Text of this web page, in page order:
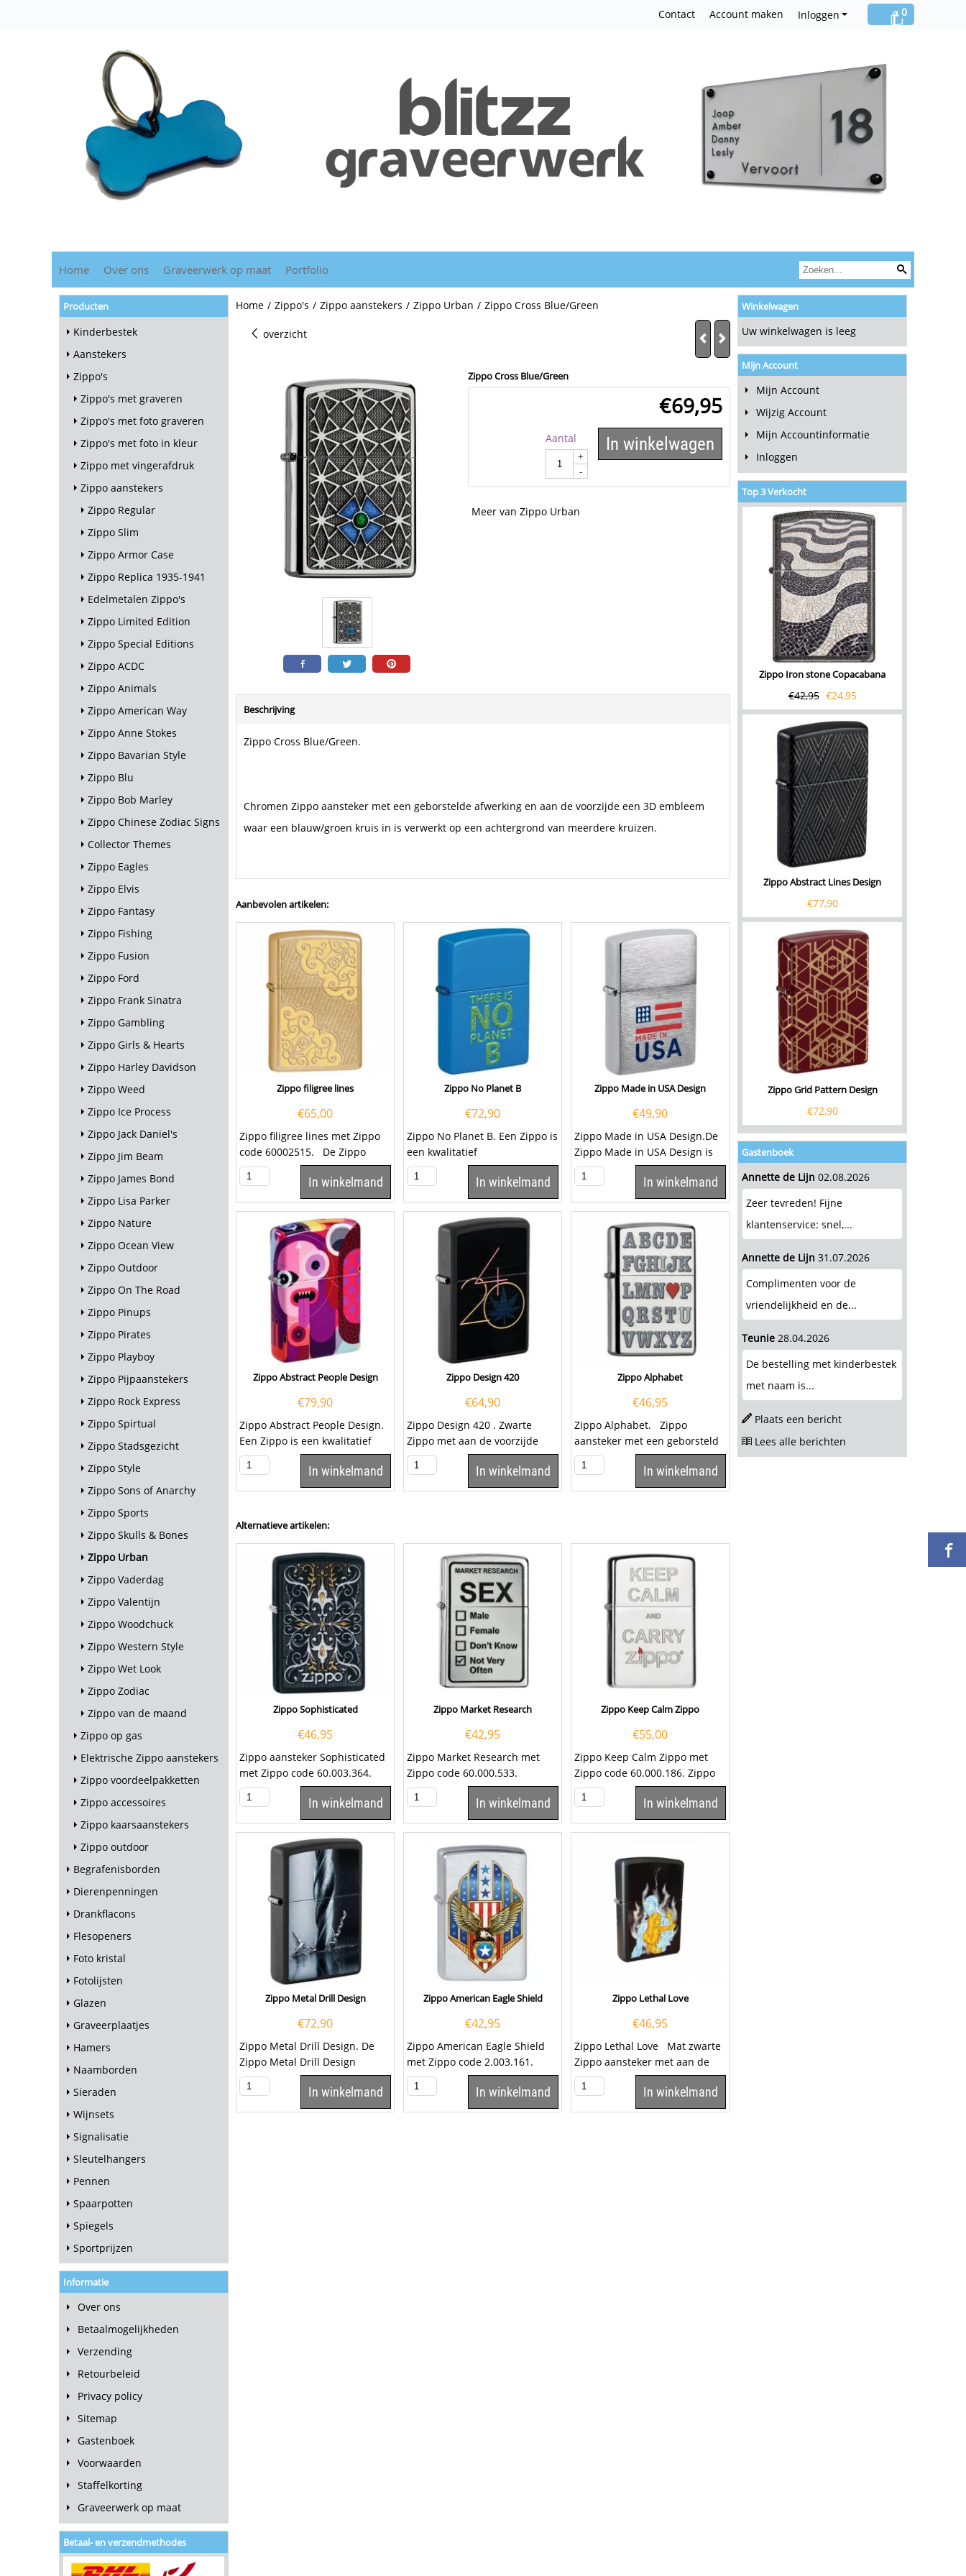
0
Inloggen
Contact Account maken
Home Over ons Graveerwerk op maat Portfolio
Producten
Kinderbestek
Aanstekers
Zippo's
Zippo's met graveren
Zippo's met foto graveren
Zippo's met foto in kleur
Zippo met vingerafdruk
Zippo aanstekers
Zippo Regular
Zippo Slim
Zippo Armor Case
Zippo Replica 1935-1941
Edelmetalen Zippo's
Zippo Limited Edition
Zippo Special Editions
Zippo ACDC
Zippo Animals
Zippo American Way
Zippo Anne Stokes
Zippo Bavarian Style
Zippo Blu
Zippo Bob Marley
Zippo Chinese Zodiac Signs
Collector Themes
Zippo Eagles
Zippo Elvis
Zippo Fantasy
Zippo Fishing
Zippo Fusion
Zippo Ford
Zippo Frank Sinatra
Zippo Gambling
Zippo Girls & Hearts
Zippo Harley Davidson
Zippo Weed
Zippo Ice Process
Zippo Jack Daniel's
Zippo Jim Beam
Zippo James Bond
Zippo Lisa Parker
Zippo Nature
Zippo Ocean View
Zippo Outdoor
Zippo On The Road
Zippo Pinups
Zippo Pirates
Zippo Playboy
Zippo Pijpaanstekers
Zippo Rock Express
Zippo Spirtual
Zippo Stadsgezicht
Zippo Style
Zippo Sons of Anarchy
Zippo Sports
Zippo Skulls & Bones
Zippo Urban
Zippo Vaderdag
Zippo Valentijn
Zippo Woodchuck
Zippo Western Style
Zippo Wet Look
Zippo Zodiac
Zippo van de maand
Zippo op gas
Elektrische Zippo aanstekers
Zippo voordeelpakketten
Zippo accessoires
Zippo kaarsaanstekers
Zippo outdoor
Begrafenisborden
Dierenpenningen
Drankflacons
Flesopeners
Foto kristal
Fotolijsten
Glazen
Graveerplaatjes
Hamers
Naamborden
Sieraden
Wijnsets
Signalisatie
Sleutelhangers
Pennen
Spaarpotten
Spiegels
Sportprijzen
Informatie
Over ons
Betaalmogelijkheden
Verzending
Retourbeleid
Privacy policy
Sitemap
Gastenboek
Voorwaarden
Staffelkorting
Graveerwerk op maat
Betaal- en verzendmethodes
Home / Zippo's / Zippo aanstekers / Zippo Urban / Zippo Cross Blue/Green
overzicht
Zippo Cross Blue/Green
€69,95
Aantal
+
-
In winkelwagen
Meer van Zippo Urban
Beschrijving
Zippo Cross Blue/Green.
Chromen Zippo aansteker met een geborstelde afwerking en aan de voorzijde een 3D embleem
waar een blauw/groen kruis in is verwerkt op een achtergrond van meerdere kruizen.
Aanbevolen artikelen:
Zippo filigree lines
€65,00
Zippo filigree lines met Zippo
code 60002515. De Zippo
filigree lines is een
goudkleurige...In winkelmand
Zippo No Planet B
€72,90
Zippo No Planet B. Een Zippo is
een kwalitatief
goede aansteker met de
welbekende...
In winkelmand
Zippo Made in USA Design
€49,90
Zippo Made in USA Design.De
Zippo Made in USA Design is
geborsteld chrome afgewerkt.
Op de...
In winkelmand
Zippo Abstract People Design
€79,90
Zippo Abstract People Design.
Een Zippo is een kwalitatief
goede aansteker met de...
In winkelmand
Zippo Design 420
€64,90
Zippo Design 420 . Zwarte
Zippo met aan de voorzijde
een opdruk van het getal 420.
Deze Zippo...
In winkelmand
Zippo Alphabet
€46,95
Zippo Alphabet. Zippo
aansteker met een geborsteld
chromen afwerking en aan de
voorzijde...
In winkelmand
Alternatieve artikelen:
Zippo Sophisticated
€46,95
Zippo aansteker Sophisticated
met Zippo code 60.003.364.
Een Zippo aansteker is een
kwalitatief...
In winkelmand
Zippo Market Research
€42,95
Zippo Market Research met
Zippo code 60.000.533.
Chromen Zippo aansteker met
aan de...
In winkelmand
Zippo Keep Calm Zippo
€55,00
Zippo Keep Calm Zippo met
Zippo code 60.000.186. Zippo
aansteker met de tekst ''Keep...
In winkelmand
Zippo Metal Drill Design
€72,90
Zippo Metal Drill Design. De
Zippo Metal Drill Design
is matt zwart afgewerkt met...
In winkelmand
Zippo American Eagle Shield
€42,95
Zippo American Eagle Shield
met Zippo code 2.003.161.
In winkelmand
Zippo Lethal Love
€46,95
Zippo Lethal Love Mat zwarte
Zippo aansteker met aan de
voorzijde een opdruk van een...
In winkelmand
Winkelwagen
Uw winkelwagen is leeg
Mijn Account
Mijn Account
Wijzig Account
Mijn Accountinformatie
Inloggen
Top 3 Verkocht
Zippo Iron stone Copacabana
€42,95 €24,95
Zippo Abstract Lines Design
€77,90
Zippo Grid Pattern Design
€72,90
Gastenboek
Annette de Lijn 02.08.2026
Zeer tevreden! Fijne
klantenservice: snel,...
Annette de Lijn 31.07.2026
Complimenten voor de
vriendelijkheid en de...
Teunie 28.04.2026
De bestelling met kinderbestek
met naam is...
Plaats een bericht
Lees alle berichten